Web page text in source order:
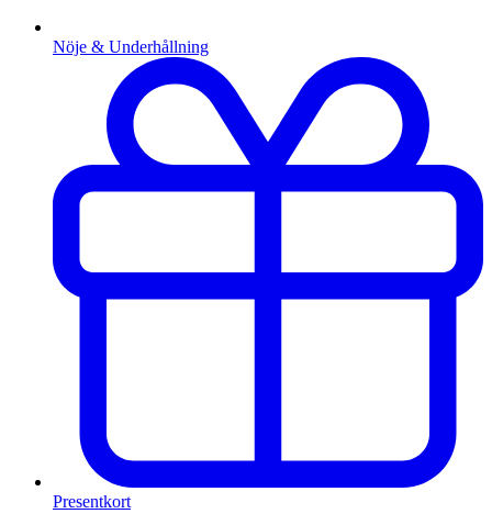
Nöje & Underhållning
Presentkort